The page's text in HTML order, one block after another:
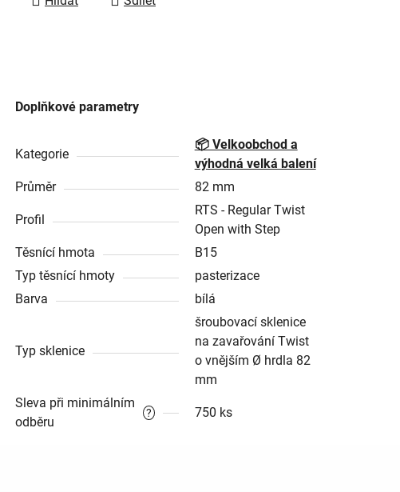
Doplňkové parametry
Kategorie
📦 Velkoobchod a
výhodná velká balení
Průměr
82 mm
Profil
RTS - Regular Twist
Open with Step
Těsnící hmota
B15
Typ těsnící hmoty
pasterizace
Barva
bílá
Typ sklenice
šroubovací sklenice
na zavařování Twist
o vnějším Ø hrdla 82
mm
?
Sleva při minimálním
odběru
750 ks